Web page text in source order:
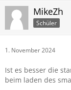
MikeZh
Schüler
1. November 2024
Ist es besser die
beim laden des